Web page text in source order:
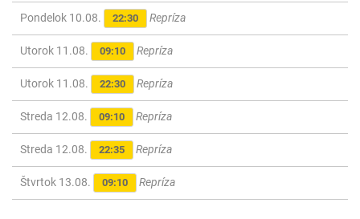
Pondelok 10.08. 22:30 Repríza
Utorok 11.08. 09:10 Repríza
Utorok 11.08. 22:30 Repríza
Streda 12.08. 09:10 Repríza
Streda 12.08. 22:35 Repríza
Štvrtok 13.08. 09:10 Repríza